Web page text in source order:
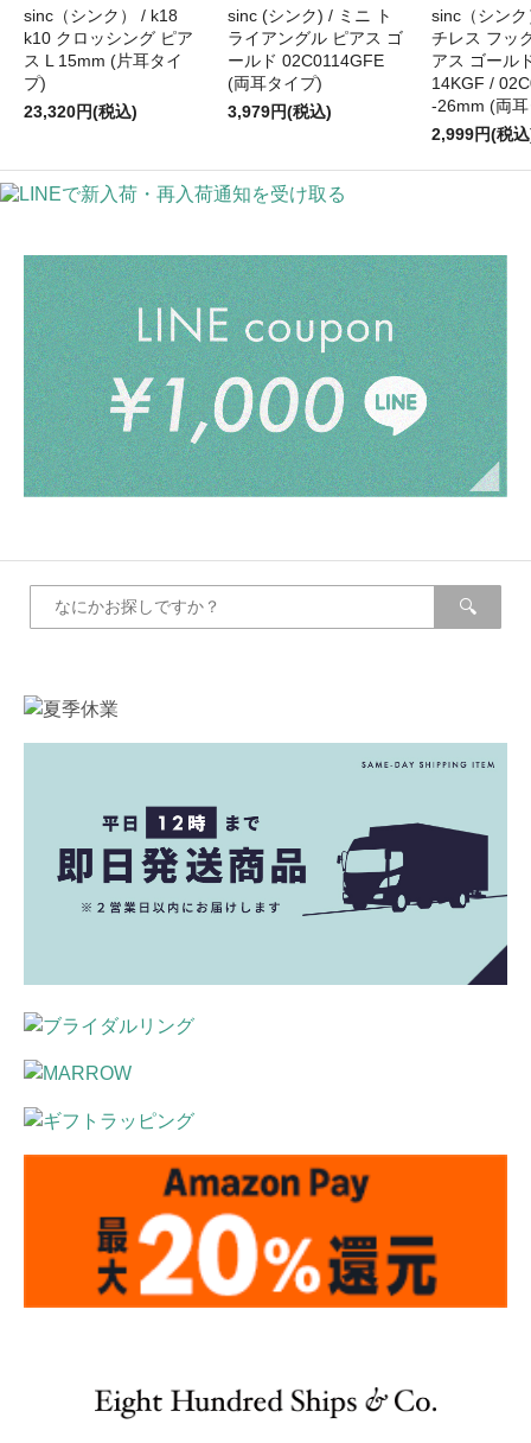
sinc（シンク） / k18
k10 クロッシング ピア
ス L 15mm (片耳タイ
プ)
23,320円(税込)
sinc (シンク) / ミニ ト
ライアングル ピアス ゴ
ールド 02C0114GFE
(両耳タイプ)
3,979円(税込)
sinc（シン
チレス フッ
アス ゴール
14KGF /
-26mm (両
2,999円(税